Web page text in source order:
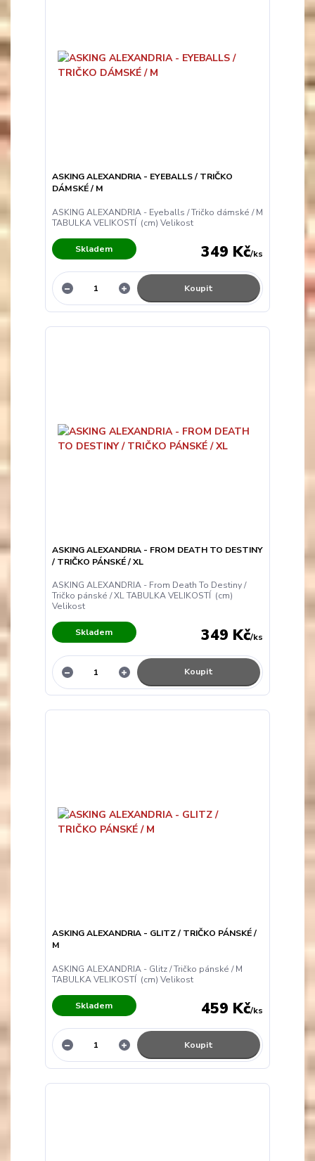
ASKING ALEXANDRIA - EYEBALLS / TRIČKO
DÁMSKÉ / M
ASKING ALEXANDRIA - Eyeballs / Tričko dámské / M
TABULKA VELIKOSTÍ (cm) Velikost
349 Kč/ks
Skladem
Koupit
ASKING ALEXANDRIA - FROM DEATH TO DESTINY
/ TRIČKO PÁNSKÉ / XL
ASKING ALEXANDRIA - From Death To Destiny /
Tričko pánské / XL TABULKA VELIKOSTÍ (cm)
Velikost
349 Kč/ks
Skladem
Koupit
ASKING ALEXANDRIA - GLITZ / TRIČKO PÁNSKÉ /
M
ASKING ALEXANDRIA - Glitz / Tričko pánské / M
TABULKA VELIKOSTÍ (cm) Velikost
459 Kč/ks
Skladem
Koupit